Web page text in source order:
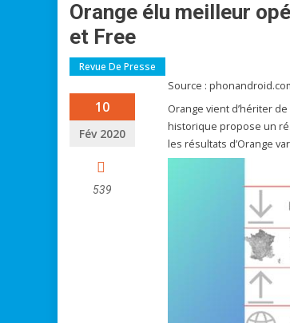
Orange élu meilleur
et Free
Revue De Presse
10
Fév 2020
539
Source :
Orange vient d’hériter
historique propose un
les résultats d’Orange